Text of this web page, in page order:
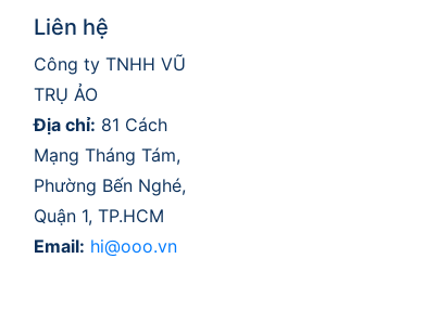
Liên hệ
Công ty TNHH VŨ
TRỤ ẢO
Địa chỉ: 81 Cách
Mạng Tháng Tám,
Phường Bến Nghé,
Quận 1, TP.HCM
Email: hi@ooo.vn